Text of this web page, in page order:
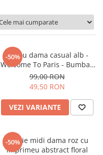
-50%
Tricou dama casual alb -
Welcome To Paris - Bumbac
Organic
99,00 RON
49,50 RON
VEZI VARIANTE
-50%
Rochie midi dama roz cu
imprimeu abstract floral